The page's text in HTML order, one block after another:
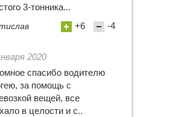
3-тонника...
+6 -4
2020
спасибо водителю
за помощь с
вещей, все
в целости и с..